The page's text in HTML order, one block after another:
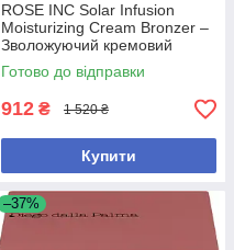
ROSE INC Solar Infusion
Moisturizing Cream Bronzer –
Зволожуючий кремовий
бронзер, відтінок Parrot Cay
Готово до відправки
912 ₴ 1 520 ₴
Купити
–37%